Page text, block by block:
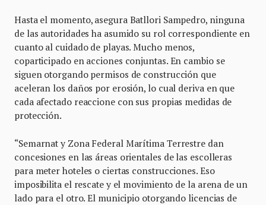
Hasta el momento, asegura Batllori Sampedro, ninguna
de las autoridades ha asumido su rol correspondiente en
cuanto al cuidado de playas. Mucho menos,
coparticipado en acciones conjuntas. En cambio se
siguen otorgando permisos de construcción que
aceleran los daños por erosión, lo cual deriva en que
cada afectado reaccione con sus propias medidas de
protección.
“Semarnat y Zona Federal Marítima Terrestre dan
concesiones en las áreas orientales de las escolleras
para meter hoteles o ciertas construcciones. Eso
imposibilita el rescate y el movimiento de la arena de un
lado para el otro. El municipio otorgando licencias de